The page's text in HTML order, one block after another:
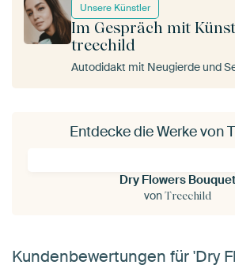
Unsere Künstler
Im Gespräch mit
treechild
Autodidakt mit Neugierde und
Entdecke die Werke von
Dry Flowers Bouquet
vonTreechild
Kundenbewertungen für 'Dry